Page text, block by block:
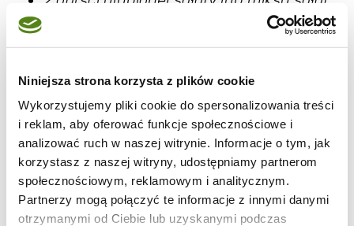
Niniejsza strona korzysta z plików cookie
Wykorzystujemy pliki cookie do spersonalizowania treści
i reklam, aby oferować funkcje społecznościowe i
analizować ruch w naszej witrynie. Informacje o tym, jak
korzystasz z naszej witryny, udostępniamy partnerom
społecznościowym, reklamowym i analitycznym.
Partnerzy mogą połączyć te informacje z innymi danymi
otrzymanymi od Ciebie lub uzyskanymi podczas
80 g mandarynek z puszki, odsączonych
pół małej czerwonej cebulki – pominęłam
ze względu na spożycie sałatki w pracy
1 łyżka octu balsamicznego,
2 łyżki oliwy
½ łyżeczki cukru pudru